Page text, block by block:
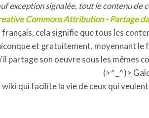
exception signalée, tout le contenu de
Commons Attribution - Partage
français, cela signifie que tous les
et gratuitement, moyennant
partage son oeuvre sous les mêmes
(>^_^)>
wiki qui facilite la vie de ceux qui